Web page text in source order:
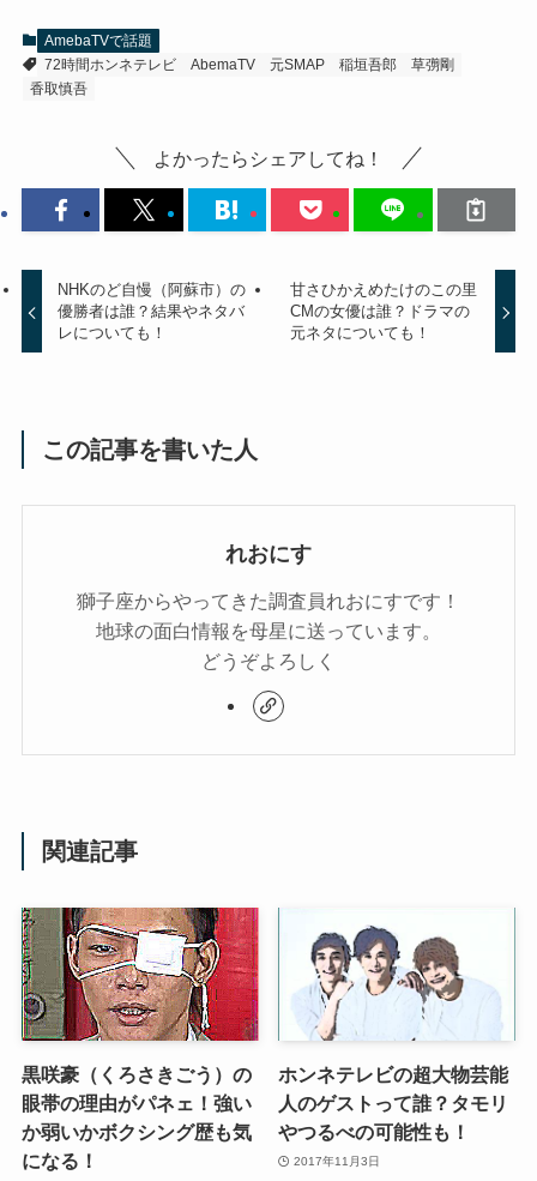
AmebaTVで話題
72時間ホンネテレビ
AbemaTV 元SMAP 稲垣吾郎
草彅剛
香取慎吾
よかったらシェアしてね！
NHKのど自慢（阿蘇市）の
優勝者は誰？結果やネタバ
レについても！
甘さひかえめたけのこの里
CMの女優は誰？ドラマの
元ネタについても！
この記事を書いた人
れおにす
獅子座からやってきた調査員れおにすです！
地球の面白情報を母星に送っています。
どうぞよろしく
関連記事
黒咲豪（くろさきごう）の
眼帯の理由がパネェ！強い
か弱いかボクシング歴も気
になる！
ホンネテレビの超大物芸能
人のゲストって誰？タモリ
やつるべの可能性も！
2017年11月3日